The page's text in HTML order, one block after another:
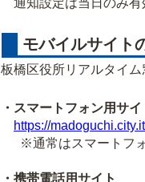
モバイルサイト
板橋区役所リアルタイ
・スマートフォン用サイ
https://
※通常はスマートフォ
・携帯電話用サイト